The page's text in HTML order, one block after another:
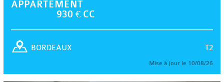
APPARTEMENT
930 € CC
T2
BORDEAUX
Mise à jour le 10/08/26